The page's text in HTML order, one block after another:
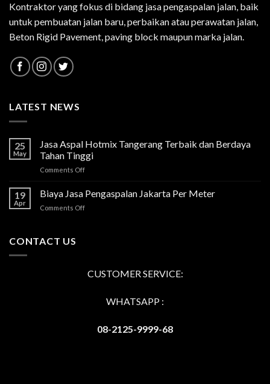
Kontraktor yang fokus di bidang jasa pengaspalan jalan, baik
untuk pembuatan jalan baru, perbaikan atau perawatan jalan,
Beton Rigid Pavement, paving block maupun marka jalan.
LATEST NEWS
25
May
Jasa Aspal Hotmix Tangerang Terbaik dan Berdaya
Tahan Tinggi
Comments Offon
Aspal
Hotmix
Tangerang
19
Apr
Biaya Jasa Pengaspalan Jakarta Per Meter
Comments Offon
CONTACT US
CUSTOMER SERVICE:
WHATSAPP :
08-2125-9999-68